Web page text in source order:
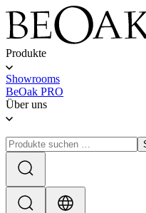
Produkte
Showrooms
BeOak PRO
Über uns